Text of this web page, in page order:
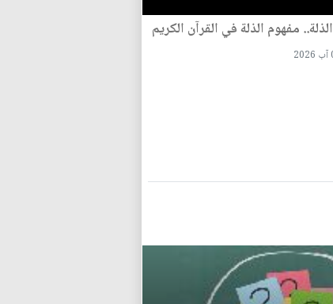
مفهوم الذلة في القرآن الكريم